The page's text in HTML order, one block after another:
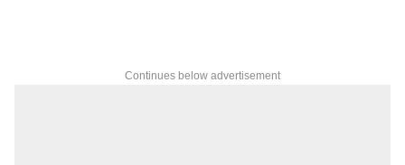
Continues below advertisement